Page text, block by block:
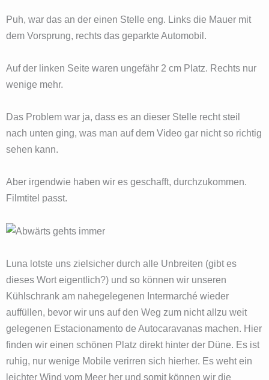
Puh, war das an der einen Stelle eng. Links die Mauer mit
dem Vorsprung, rechts das geparkte Automobil.
Auf der linken Seite waren ungefähr 2 cm Platz. Rechts nur
wenige mehr.
Das Problem war ja, dass es an dieser Stelle recht steil
nach unten ging, was man auf dem Video gar nicht so richtig
sehen kann.
Aber irgendwie haben wir es geschafft, durchzukommen.
Filmtitel passt.
Luna lotste uns zielsicher durch alle Unbreiten (gibt es
dieses Wort eigentlich?) und so können wir unseren
Kühlschrank am nahegelegenen Intermarché wieder
auffüllen, bevor wir uns auf den Weg zum nicht allzu weit
gelegenen Estacionamento de Autocaravanas machen. Hier
finden wir einen schönen Platz direkt hinter der Düne. Es ist
ruhig, nur wenige Mobile verirren sich hierher. Es weht ein
leichter Wind vom Meer her und somit können wir die